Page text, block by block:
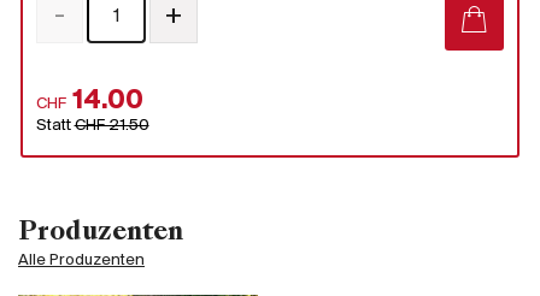
Produzenten
Alle Produzenten
CHF 14.00
StattCHF 21.50
- +